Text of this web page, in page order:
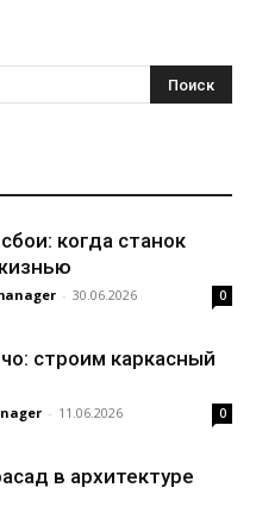
когда станок
- 30.06.2026 0
строим каркасный
- 11.06.2026 0
в архитектуре